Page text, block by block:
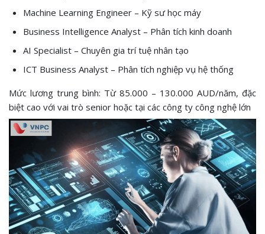
Machine Learning Engineer – Kỹ sư học máy
Business Intelligence Analyst – Phân tích kinh doanh
AI Specialist – Chuyên gia trí tuệ nhân tạo
ICT Business Analyst – Phân tích nghiệp vụ hệ thống
Mức lương trung bình: Từ 85.000 – 130.000 AUD/năm, đặc
biệt cao với vai trò senior hoặc tại các công ty công nghệ lớn